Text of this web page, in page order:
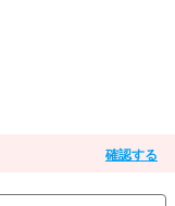
確認する